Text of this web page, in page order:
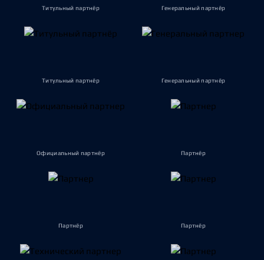
Титульный партнёр Генеральный партнёр
Титульный партнёр Генеральный партнёр
Официальный партнёр Партнёр
Партнёр Партнёр